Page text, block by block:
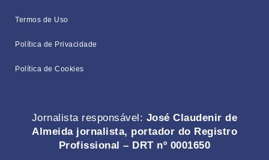
Termos de Uso
Política de Privacidade
Política de Cookies
Jornalista responsável: José Claudenir de
Almeida jornalista, portador do Registro
Profissional – DRT nº 0001650